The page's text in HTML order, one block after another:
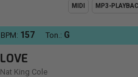
MIDI MP3-
BPM: 157 Ton.: G
LOVE
Nat King Cole